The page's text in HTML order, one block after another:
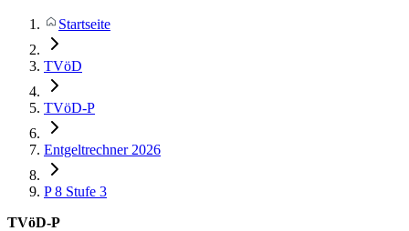
Startseite
TVöD
TVöD-P
Entgeltrechner 2026
P 8 Stufe 3
TVöD-P